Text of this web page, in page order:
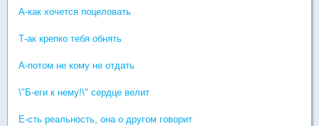
А-как хочется поцеловать
Т-ак крепко тебя обнять
А-потом не кому не отдать
\"Б-еги к нему!\" сердце велит
Е-сть реальность, она о другом говорит